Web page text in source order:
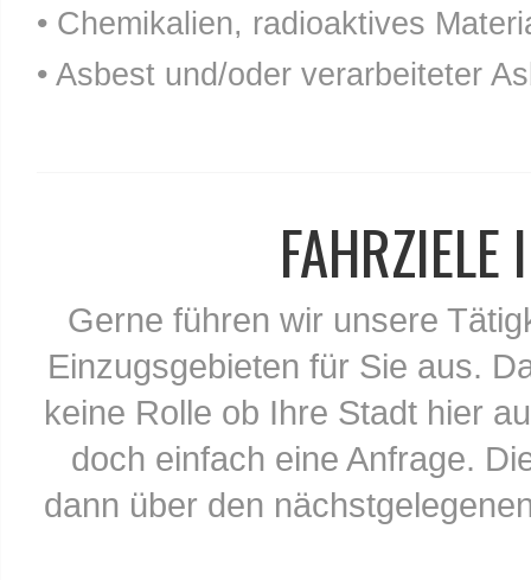
• Chemikalien, radioaktives
• Asbest und/oder verarbeiteter
Gerne führen wir unsere
Einzugsgebieten für Sie aus.
keine Rolle ob Ihre Stadt hier
doch einfach eine Anfrage.
dann über den